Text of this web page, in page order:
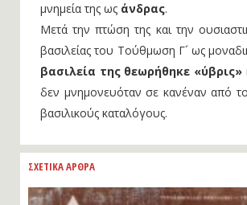
μνημεία της ως άνδρας.
Μετά την πτώση της και την
βασιλείας του Τούθμωση Γ´ ως
βασιλεία της θεωρήθηκε «ύβρις»
δεν μνημονευόταν σε κανέναν από
βασιλικούς καταλόγους.
ΣΧΕΤΙΚΑ ΑΡΘΡΑ